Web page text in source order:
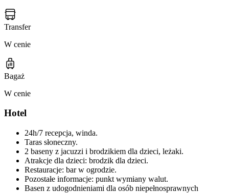
Transfer
W cenie
Bagaż
W cenie
Hotel
24h/7 recepcja, winda.
Taras słoneczny.
2 baseny z jacuzzi i brodzikiem dla dzieci, leżaki.
Atrakcje dla dzieci: brodzik dla dzieci.
Restauracje: bar w ogrodzie.
Pozostałe informacje: punkt wymiany walut.
Basen z udogodnieniami dla osób niepełnosprawnych